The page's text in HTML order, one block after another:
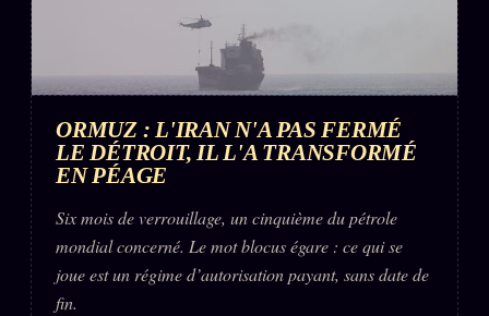
ORMUZ : L'IRAN N'A PAS FERMÉ
LE DÉTROIT, IL L'A TRANSFORMÉ
EN PÉAGE
Six mois de verrouillage, un cinquième du pétrole
mondial concerné. Le mot blocus égare : ce qui se
joue est un régime d’autorisation payant, sans date de
fin.